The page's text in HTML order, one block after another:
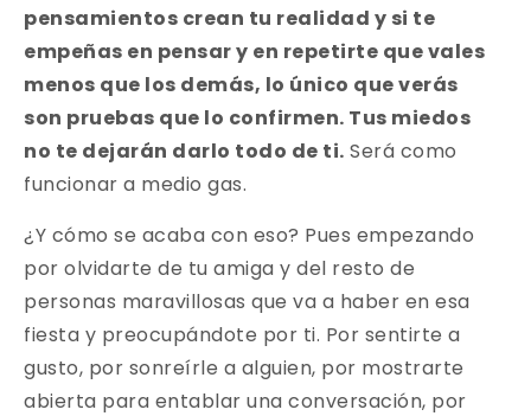
pensamientos crean tu realidad y si te
empeñas en pensar y en repetirte que vales
menos que los demás, lo único que verás
son pruebas que lo confirmen. Tus miedos
no te dejarán darlo todo de ti. Será como
funcionar a medio gas.
¿Y cómo se acaba con eso? Pues empezando
por olvidarte de tu amiga y del resto de
personas maravillosas que va a haber en esa
fiesta y preocupándote por ti. Por sentirte a
gusto, por sonreírle a alguien, por mostrarte
abierta para entablar una conversación, por